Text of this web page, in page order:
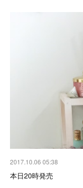
2017.10.06 05:38
本日20時発売